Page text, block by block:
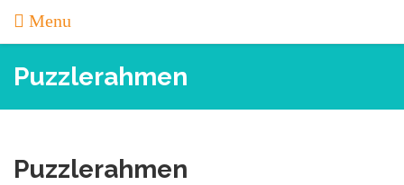
Menu
Puzzlerahmen
Puzzlerahmen